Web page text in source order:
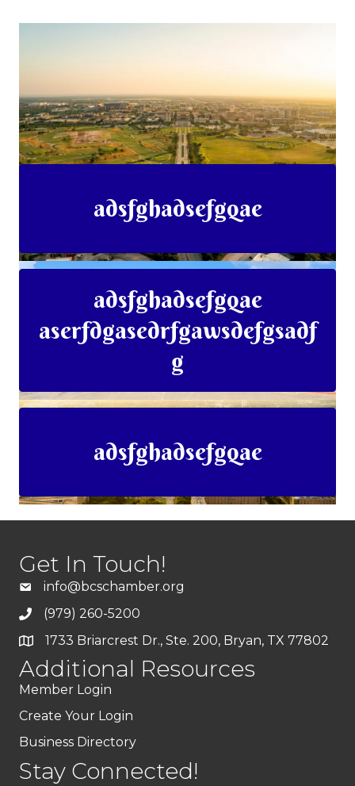
adsfghadsefgqae
adsfghadsefgqae
aserfdgasedrfgawsdefgsadf
g
adsfghadsefgqae
Get In Touch!
info@bcschamber.org
(979) 260-5200
1733 Briarcrest Dr., Ste. 200, Bryan, TX 77802
Additional Resources
Member Login
Create Your Login
Business Directory
Stay Connected!